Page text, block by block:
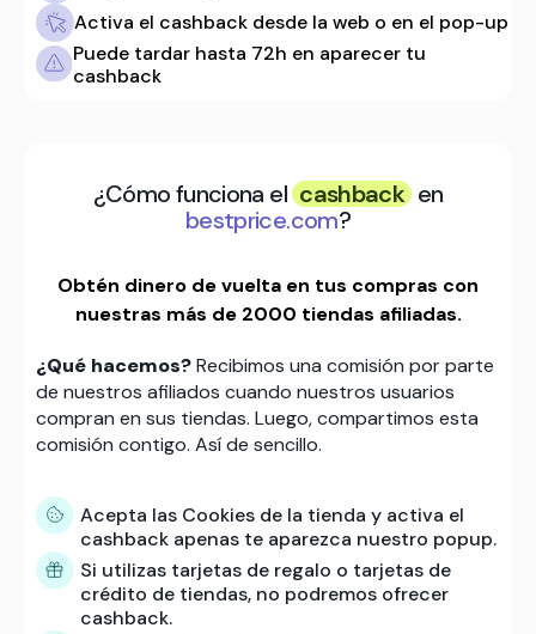
Activa el cashback desde la web o en el pop-up
Puede tardar hasta 72h en aparecer tu
cashback
¿Cómo funciona el cashback en
bestprice.com?
Obtén dinero de vuelta en tus compras con
nuestras más de 2000 tiendas afiliadas.
¿Qué hacemos?Recibimos una comisión por parte
de nuestros afiliados cuando nuestros usuarios
compran en sus tiendas. Luego, compartimos esta
comisión contigo. Así de sencillo.
Acepta las Cookies de la tienda y activa el
cashback apenas te aparezca nuestro popup.
Si utilizas tarjetas de regalo o tarjetas de
crédito de tiendas, no podremos ofrecer
cashback.